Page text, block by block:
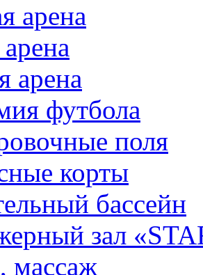
арена
арена
футбола
поля
корты
бассейн
зал
массаж